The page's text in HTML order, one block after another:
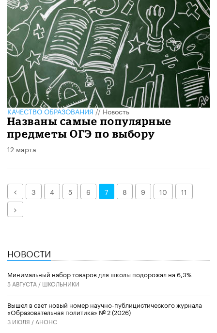
КАЧЕСТВО ОБРАЗОВАНИЯ//Новость
Названы самые популярные
предметы ОГЭ по выбору
12 марта
Назад
3 4 5 6 7 8 9 10
11
Далее
НОВОСТИ
Минимальный набор товаров для школы подорожал на 6,3%
5 АВГУСТА / ШКОЛЬНИКИ
Вышел в свет новый номер научно-публицистического журнала
«Образовательная политика» № 2 (2026)
3 ИЮЛЯ / АНОНС